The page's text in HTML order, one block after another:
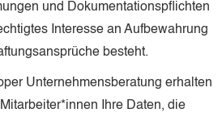
und Dokumentationspflichten
Interesse an Aufbewahrung
besteht.
Unternehmensberatung erhalten
Ihre Daten, die